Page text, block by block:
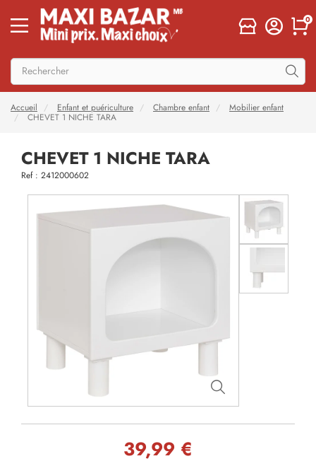
0
Accueil Enfant et puériculture Chambre enfant
Mobilier enfant
CHEVET 1 NICHE TARA
CHEVET 1 NICHE TARA
Ref : 2412000602
39,99 €